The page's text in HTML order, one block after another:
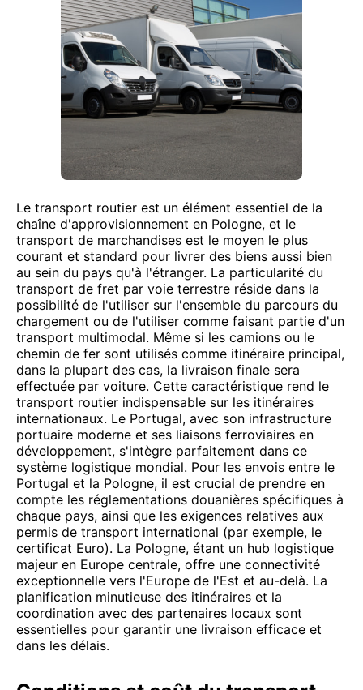
Le transport routier est un élément essentiel de la
chaîne d'approvisionnement en Pologne, et le
transport de marchandises est le moyen le plus
courant et standard pour livrer des biens aussi bien
au sein du pays qu'à l'étranger. La particularité du
transport de fret par voie terrestre réside dans la
possibilité de l'utiliser sur l'ensemble du parcours du
chargement ou de l'utiliser comme faisant partie d'un
transport multimodal. Même si les camions ou le
chemin de fer sont utilisés comme itinéraire principal,
dans la plupart des cas, la livraison finale sera
effectuée par voiture. Cette caractéristique rend le
transport routier indispensable sur les itinéraires
internationaux. Le Portugal, avec son infrastructure
portuaire moderne et ses liaisons ferroviaires en
développement, s'intègre parfaitement dans ce
système logistique mondial. Pour les envois entre le
Portugal et la Pologne, il est crucial de prendre en
compte les réglementations douanières spécifiques à
chaque pays, ainsi que les exigences relatives aux
permis de transport international (par exemple, le
certificat Euro). La Pologne, étant un hub logistique
majeur en Europe centrale, offre une connectivité
exceptionnelle vers l'Europe de l'Est et au-delà. La
planification minutieuse des itinéraires et la
coordination avec des partenaires locaux sont
essentielles pour garantir une livraison efficace et
dans les délais.